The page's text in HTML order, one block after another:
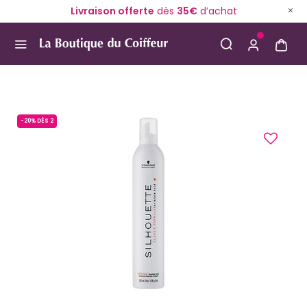
Livraison offerte dès 35€d’achat
-20% DÈS 2